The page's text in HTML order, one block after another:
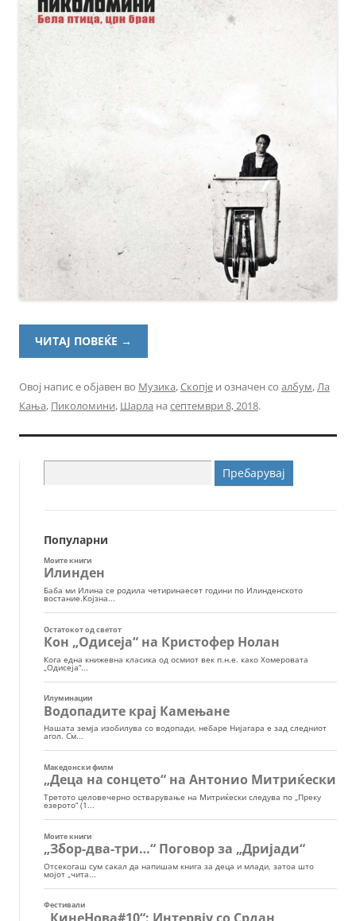
ЧИТАЈ ПОВЕЌЕ →
Овој напис е објавен во Музика,Скопје и означен со албум,Ла
Кања, Пиколомини, Шарла на септември 8, 2018.
за:
Популарни